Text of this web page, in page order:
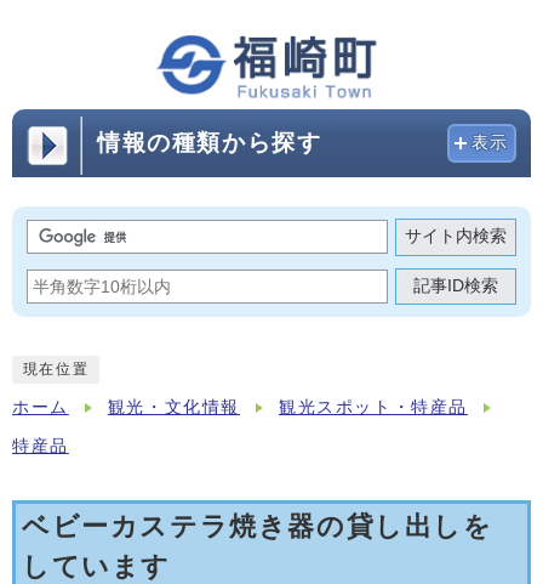
情報の種類から探す 表示
サイト内検索
記事ID検索
現在位置
ホーム 観光・文化情報 観光スポット・特産品
特産品
ベビーカステラ焼き器の貸し出しを
しています